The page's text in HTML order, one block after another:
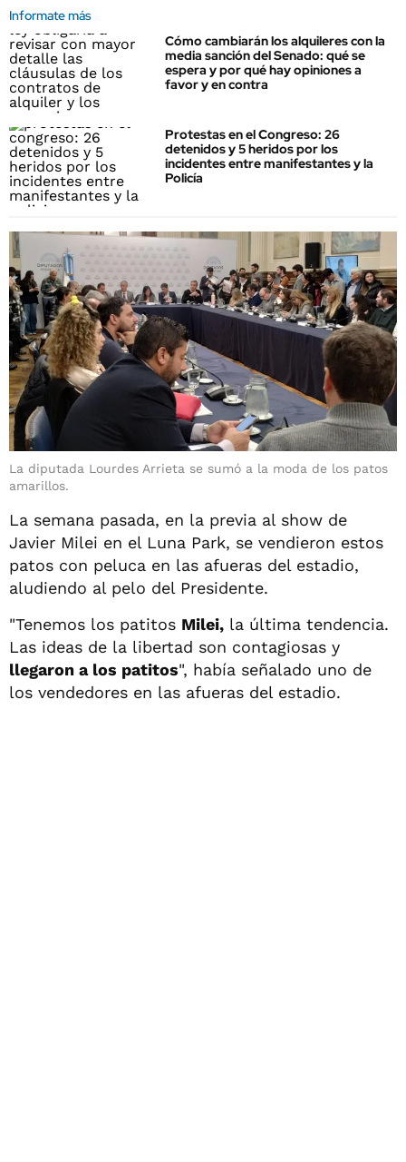
Informate más
Cómo cambiarán los alquileres con la
media sanción del Senado: qué se
espera y por qué hay opiniones a
favor y en contra
Protestas en el Congreso: 26
detenidos y 5 heridos por los
incidentes entre manifestantes y la
Policía
La diputada Lourdes Arrieta se sumó a la moda de los patos
amarillos.
La semana pasada, en la previa al show de
Javier Milei en el Luna Park, se vendieron estos
patos con peluca en las afueras del estadio,
aludiendo al pelo del Presidente.
"Tenemos los patitos Milei, la última tendencia.
Las ideas de la libertad son contagiosas y
llegaron a los patitos", había señalado uno de
los vendedores en las afueras del estadio.